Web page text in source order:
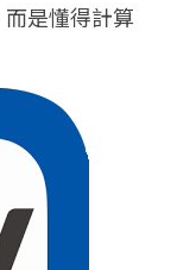
而是懂得計算